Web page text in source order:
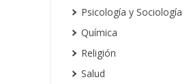
Psicología y Sociología
Química
Religión
Salud